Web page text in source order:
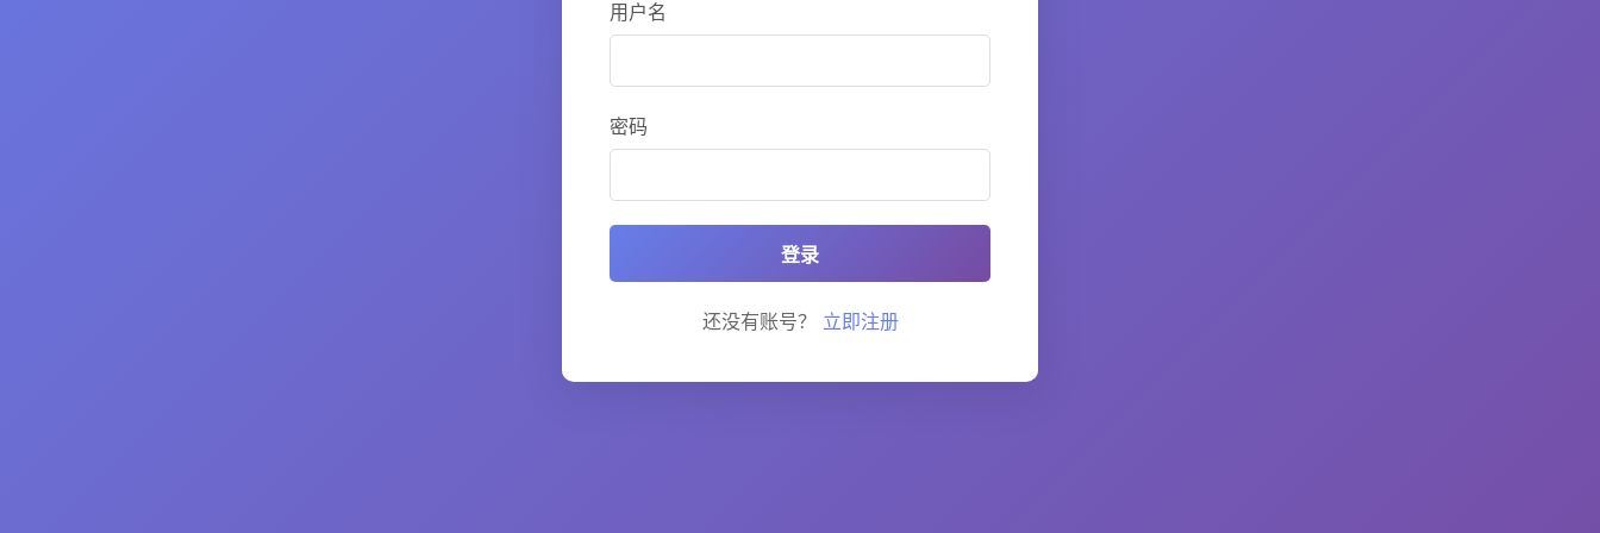
用户名
密码
登录
还没有账号？ 立即注册